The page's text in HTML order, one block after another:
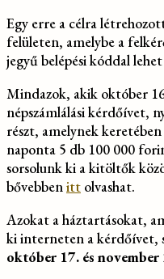
Egy erre a célra
felületen, amelybe a
jegyű belépési kóddal
Mindazok, akik október
népszámlálási kérdőívet,
részt, amelynek
naponta 5 db 100 000
sorsolunk ki a kitöltők
bővebbenitt olvashat.
Azokat a háztartásokat,
ki interneten a kérdőívet,
október 17. és